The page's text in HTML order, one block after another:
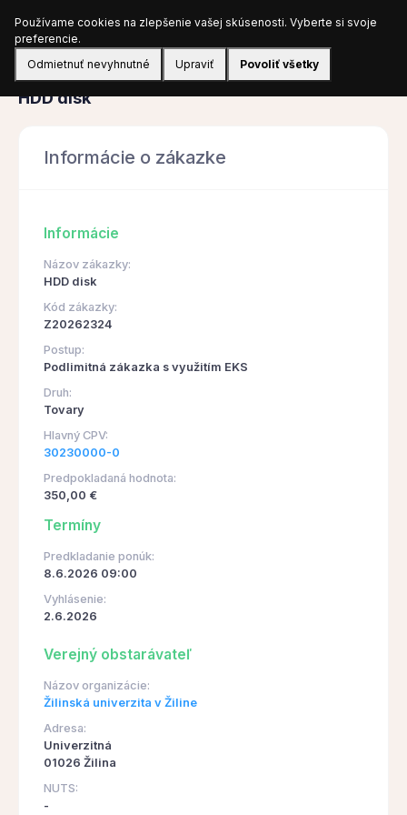
Prihlásiť sa
Obstarávanie
HDD disk
Informácie o zákazke
Informácie
Názov zákazky:
HDD disk
Kód zákazky:
Z20262324
Postup:
Podlimitná zákazka s využitím EKS
Druh:
Tovary
Hlavný CPV:
30230000-0
Predpokladaná hodnota:
350,00 €
Termíny
Predkladanie ponúk:
8.6.2026 09:00
Vyhlásenie:
2.6.2026
Verejný obstarávateľ
Názov organizácie:
Žilinská univerzita v Žiline
Adresa:
Univerzitná
01026 Žilina
NUTS:
-
Používame cookies na zlepšenie vašej skúsenosti. Vyberte si svoje
preferencie.
Odmietnuť nevyhnutné
Upraviť Povoliť všetky